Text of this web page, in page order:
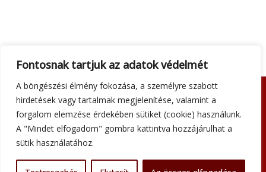
Fontosnak tartjuk az adatok védelmét
A böngészési élmény fokozása, a személyre szabott
hirdetések vagy tartalmak megjelenítése, valamint a
forgalom elemzése érdekében sütiket (cookie) használunk.
A "Mindet elfogadom" gombra kattintva hozzájárulhat a
sütik használatához.
Adatkezelési tájékoztató
Általános szerződési feltételek
Kapcsolat